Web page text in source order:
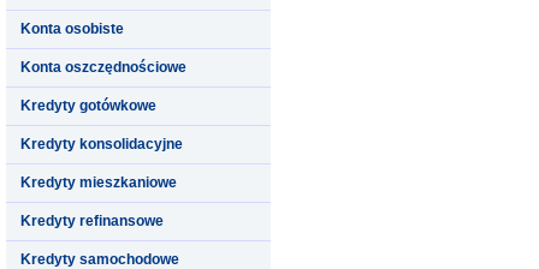
Konta osobiste
Konta oszczędnościowe
Kredyty gotówkowe
Kredyty konsolidacyjne
Kredyty mieszkaniowe
Kredyty refinansowe
Kredyty samochodowe